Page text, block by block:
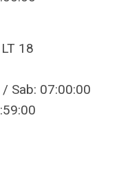
18
Sab: 07:00:00